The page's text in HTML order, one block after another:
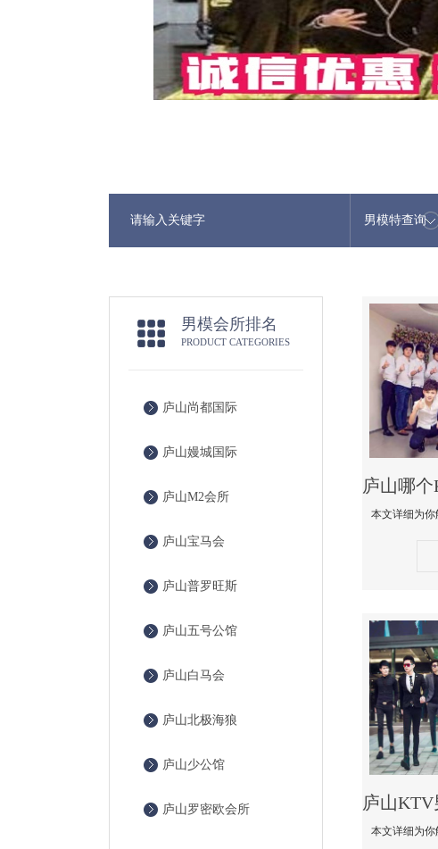
男模特查询
男模会所排名
PRODUCT CATEGORIES
庐山尚都国际
庐山嫚城国际
庐山M2会所
庐山宝马会
庐山普罗旺斯
庐山五号公馆
庐山白马会
庐山北极海狼
庐山少公馆
庐山罗密欧会所